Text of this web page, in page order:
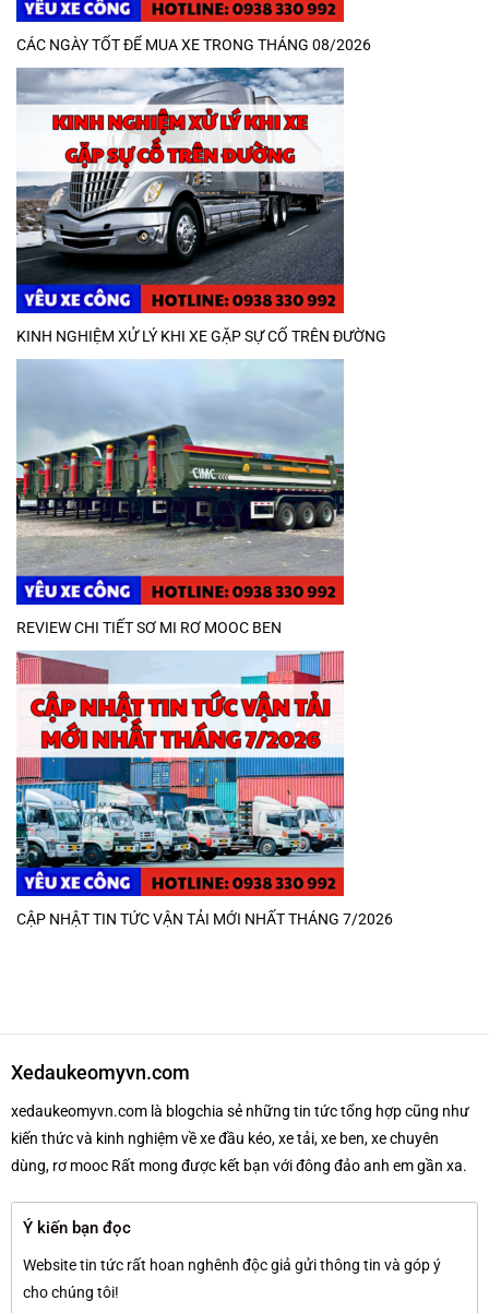
CÁC NGÀY TỐT ĐỂ MUA XE TRONG THÁNG 08/2026
KINH NGHIỆM XỬ LÝ KHI XE GẶP SỰ CỐ TRÊN ĐƯỜNG
REVIEW CHI TIẾT SƠ MI RƠ MOOC BEN
CẬP NHẬT TIN TỨC VẬN TẢI MỚI NHẤT THÁNG 7/2026
Xedaukeomyvn.com
xedaukeomyvn.com là blogchia sẻ những tin tức tổng hợp cũng như
kiến thức và kinh nghiệm về xe đầu kéo, xe tải, xe ben, xe chuyên
dùng, rơ mooc Rất mong được kết bạn với đông đảo anh em gần xa.
Ý kiến bạn đọc
Website tin tức rất hoan nghênh độc giả gửi thông tin và góp ý
cho chúng tôi!